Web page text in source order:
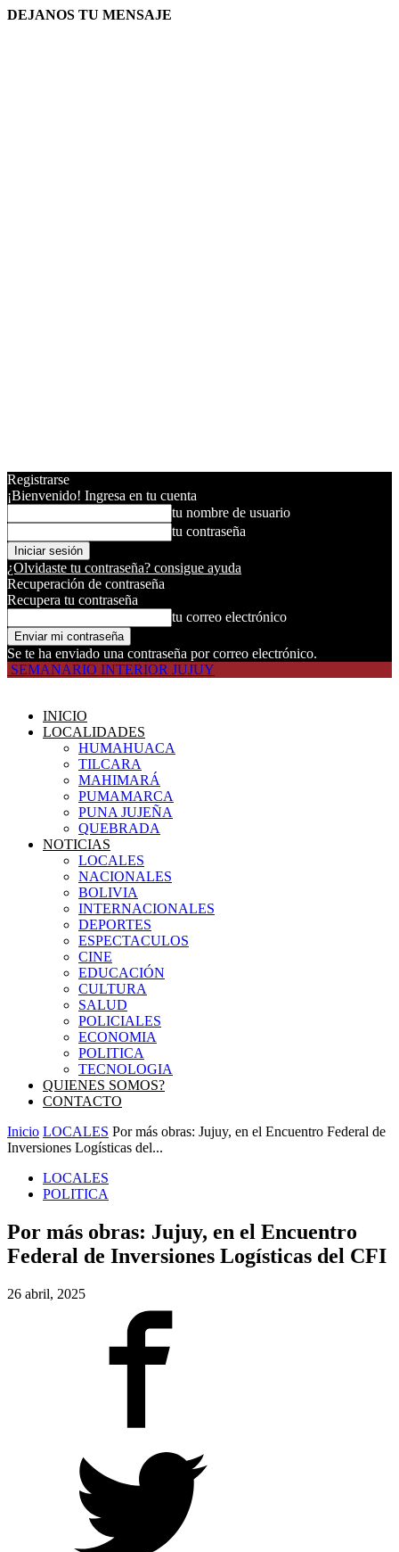
DEJANOS TU MENSAJE
Registrarse
¡Bienvenido! Ingresa en tu cuenta
tu nombre de usuario
tu contraseña
¿Olvidaste tu contraseña? consigue ayuda
Recuperación de contraseña
Recupera tu contraseña
tu correo electrónico
Se te ha enviado una contraseña por correo electrónico.
SEMANARIO INTERIOR JUJUY
INICIO
LOCALIDADES
HUMAHUACA
TILCARA
MAHIMARÁ
PUMAMARCA
PUNA JUJEÑA
QUEBRADA
NOTICIAS
LOCALES
NACIONALES
BOLIVIA
INTERNACIONALES
DEPORTES
ESPECTACULOS
CINE
EDUCACIÓN
CULTURA
SALUD
POLICIALES
ECONOMIA
POLITICA
TECNOLOGIA
QUIENES SOMOS?
CONTACTO
Inicio LOCALES Por más obras: Jujuy, en el Encuentro Federal de
Inversiones Logísticas del...
LOCALES
POLITICA
Por más obras: Jujuy, en el Encuentro
Federal de Inversiones Logísticas del CFI
26 abril, 2025